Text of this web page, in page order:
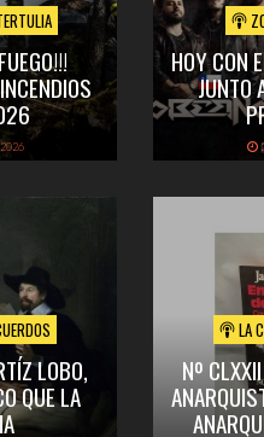
HOY CON
JUNTO
LOBO,
QUE LA
LA
Nº